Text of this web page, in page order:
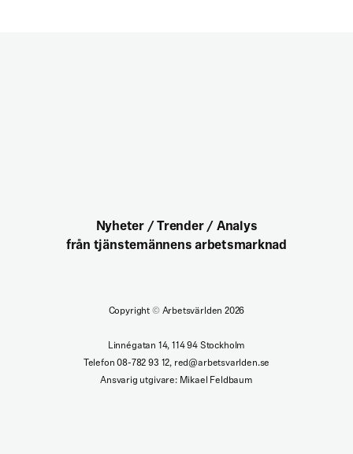
Nyheter / Trender / Analys
från tjänstemännens arbetsmarknad
Copyright ©Arbetsvärlden 2026
Linnégatan 14, 114 94 Stockholm
Telefon 08-782 93 12, red@arbetsvarlden.se
Ansvarig utgivare: Mikael Feldbaum